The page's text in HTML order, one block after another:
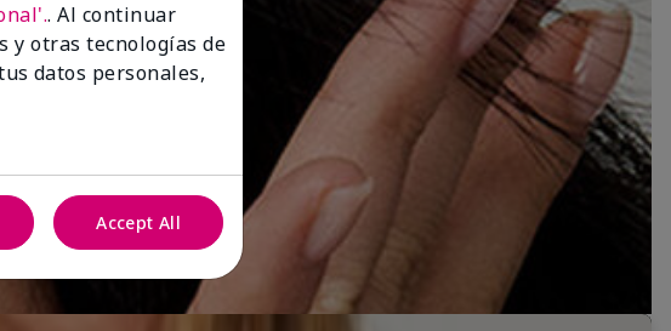
. Al continuar
y otras tecnologías de
datos personales,
Accept All